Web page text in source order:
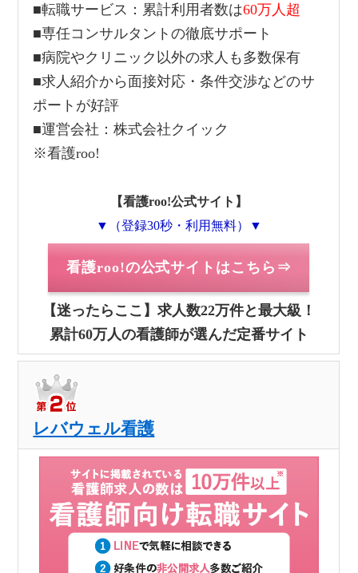
■転職サービス：累計利用者数は60万人超
■専任コンサルタントの徹底サポート
■病院やクリニック以外の求人も多数保有
■求人紹介から面接対応・条件交渉などのサ
ポートが好評
■運営会社：株式会社クイック
※看護roo!
【看護roo!公式サイト】
▼（登録30秒・利用無料）▼
看護roo!の公式サイトはこちら⇒
【迷ったらここ】求人数22万件と最大級！
累計60万人の看護師が選んだ定番サイト
レバウェル看護